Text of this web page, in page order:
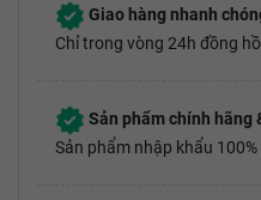
Giao hàng nhanh
Chỉ trong vòng 24h đồng hồ
Sản phẩm chính hãng
Sản phẩm nhập khẩu 100%